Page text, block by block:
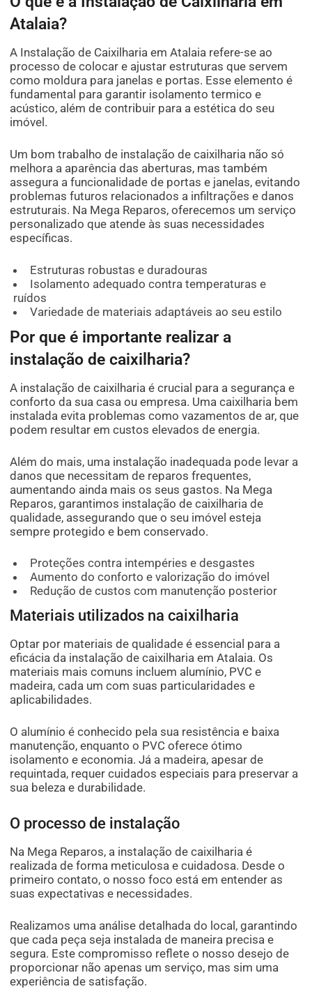
Atalaia?
A Instalação de Caixilharia em Atalaia refere-se ao
processo de colocar e ajustar estruturas que servem
como moldura para janelas e portas. Esse elemento é
fundamental para garantir isolamento termico e
acústico, além de contribuir para a estética do seu
imóvel.
Um bom trabalho de instalação de caixilharia não só
melhora a aparência das aberturas, mas também
assegura a funcionalidade de portas e janelas, evitando
problemas futuros relacionados a infiltrações e danos
estruturais. Na Mega Reparos, oferecemos um serviço
personalizado que atende às suas necessidades
específicas.
Estruturas robustas e duradouras
Isolamento adequado contra temperaturas e
ruídos
Variedade de materiais adaptáveis ao seu estilo
Por que é importante realizar a
instalação de caixilharia?
A instalação de caixilharia é crucial para a segurança e
conforto da sua casa ou empresa. Uma caixilharia bem
instalada evita problemas como vazamentos de ar, que
podem resultar em custos elevados de energia.
Além do mais, uma instalação inadequada pode levar a
danos que necessitam de reparos frequentes,
aumentando ainda mais os seus gastos. Na Mega
Reparos, garantimos instalação de caixilharia de
qualidade, assegurando que o seu imóvel esteja
sempre protegido e bem conservado.
Proteções contra intempéries e desgastes
Aumento do conforto e valorização do imóvel
Redução de custos com manutenção posterior
Materiais utilizados na caixilharia
Optar por materiais de qualidade é essencial para a
eficácia da instalação de caixilharia em Atalaia. Os
materiais mais comuns incluem alumínio, PVC e
madeira, cada um com suas particularidades e
aplicabilidades.
O alumínio é conhecido pela sua resistência e baixa
manutenção, enquanto o PVC oferece ótimo
isolamento e economia. Já a madeira, apesar de
requintada, requer cuidados especiais para preservar a
sua beleza e durabilidade.
O processo de instalação
Na Mega Reparos, a instalação de caixilharia é
realizada de forma meticulosa e cuidadosa. Desde o
primeiro contato, o nosso foco está em entender as
suas expectativas e necessidades.
Realizamos uma análise detalhada do local, garantindo
que cada peça seja instalada de maneira precisa e
segura. Este compromisso reflete o nosso desejo de
proporcionar não apenas um serviço, mas sim uma
experiência de satisfação.